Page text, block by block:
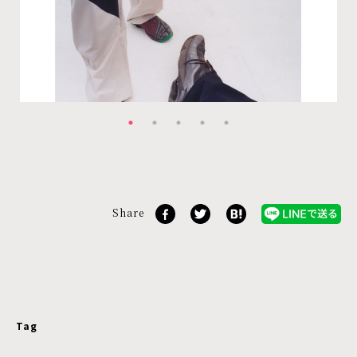
Share
Tag